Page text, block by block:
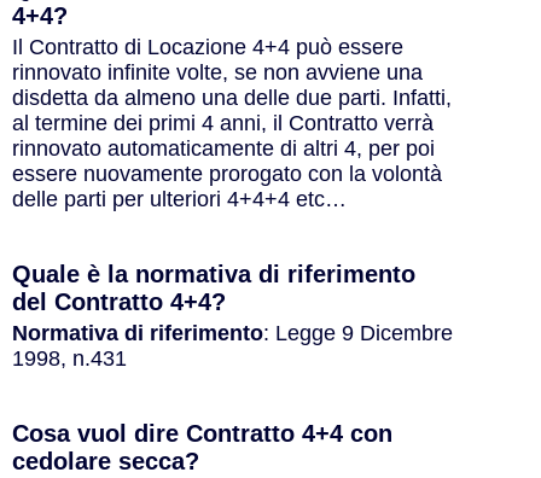
4+4?
Il Contratto di Locazione 4+4 può essere
rinnovato infinite volte, se non avviene una
disdetta da almeno una delle due parti. Infatti,
al termine dei primi 4 anni, il Contratto verrà
rinnovato automaticamente di altri 4, per poi
essere nuovamente prorogato con la volontà
delle parti per ulteriori 4+4+4 etc…
Quale è la normativa di riferimento
del Contratto 4+4?
Normativa di riferimento: Legge 9 Dicembre
1998, n.431
Cosa vuol dire Contratto 4+4 con
cedolare secca?